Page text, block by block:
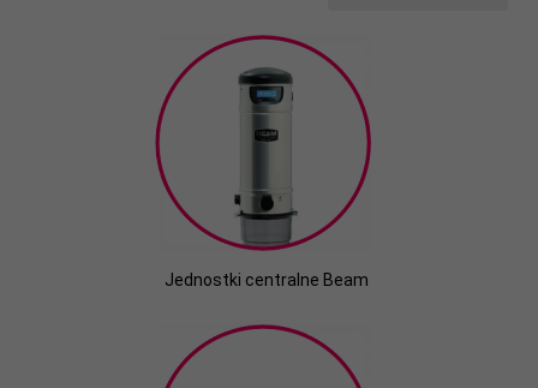
Jednostki centralne Beam